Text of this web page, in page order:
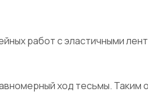
работ с эластичными
ход тесьмы. Таким